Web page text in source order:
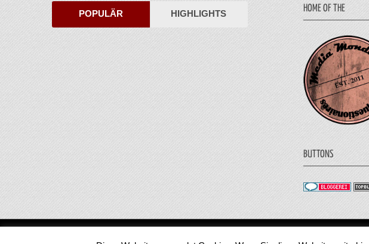
POPULÄR HIGHLIGHTS HOME OF THE
BUTTONS
Medienjournal Copyright © 2026. © 2011 -